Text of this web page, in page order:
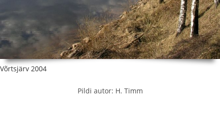
Võrtsjärv 2004
Pildi autor: H. Timm